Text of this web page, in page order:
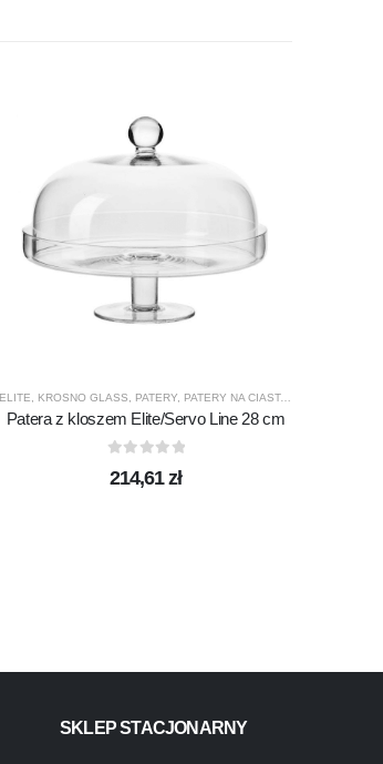
ELITE, KROSNO GLASS, PATERY, PATERY NA CIASTA ,
Patera z kloszem Elite/Servo Line 28 cm
214,61zł
SKLEP STACJONARNY